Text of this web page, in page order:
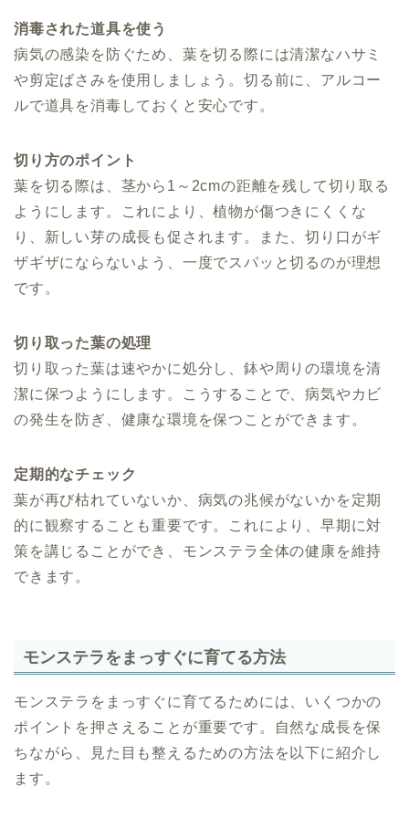
消毒された道具を使う
病気の感染を防ぐため、葉を切る際には清潔なハサミ
や剪定ばさみを使用しましょう。切る前に、アルコー
ルで道具を消毒しておくと安心です。
切り方のポイント
葉を切る際は、茎から1～2cmの距離を残して切り取る
ようにします。これにより、植物が傷つきにくくな
り、新しい芽の成長も促されます。また、切り口がギ
ザギザにならないよう、一度でスパッと切るのが理想
です。
切り取った葉の処理
切り取った葉は速やかに処分し、鉢や周りの環境を清
潔に保つようにします。こうすることで、病気やカビ
の発生を防ぎ、健康な環境を保つことができます。
定期的なチェック
葉が再び枯れていないか、病気の兆候がないかを定期
的に観察することも重要です。これにより、早期に対
策を講じることができ、モンステラ全体の健康を維持
できます。
モンステラをまっすぐに育てる方法
モンステラをまっすぐに育てるためには、いくつかの
ポイントを押さえることが重要です。自然な成長を保
ちながら、見た目も整えるための方法を以下に紹介し
ます。